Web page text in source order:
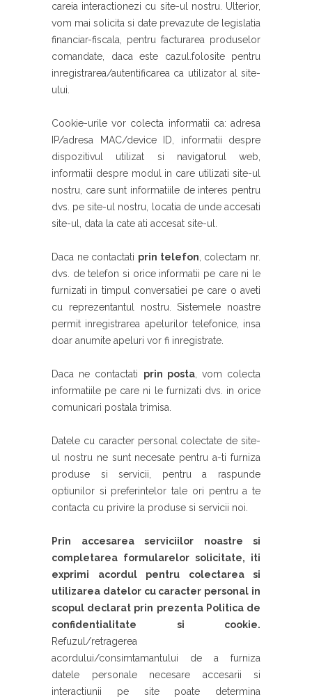
careia interactionezi cu site-ul nostru. Ulterior,
vom mai solicita si date prevazute de legislatia
financiar-fiscala, pentru facturarea produselor
comandate, daca este cazul.folosite pentru
inregistrarea/autentificarea ca utilizator al site-
ului.
Cookie-urile vor colecta informatii ca: adresa
IP/adresa MAC/device ID, informatii despre
dispozitivul utilizat si navigatorul web,
informatii despre modul in care utilizati site-ul
nostru, care sunt informatiile de interes pentru
dvs. pe site-ul nostru, locatia de unde accesati
site-ul, data la cate ati accesat site-ul.
Daca ne contactati prin telefon , colectam nr.
dvs. de telefon si orice informatii pe care ni le
furnizati in timpul conversatiei pe care o aveti
cu reprezentantul nostru. Sistemele noastre
permit inregistrarea apelurilor telefonice, insa
doar anumite apeluri vor fi inregistrate.
Daca ne contactati prin posta, vom colecta
informatiile pe care ni le furnizati dvs. in orice
comunicari postala trimisa.
Datele cu caracter personal colectate de site-
ul nostru ne sunt necesate pentru a-ti furniza
produse si servicii, pentru a raspunde
optiunilor si preferintelor tale ori pentru a te
contacta cu privire la produse si servicii noi.
Prin accesarea serviciilor noastre si
completarea formularelor solicitate, iti
exprimi acordul pentru colectarea si
utilizarea datelor cu caracter personal in
scopul declarat prin prezenta Politica de
confidentialitate si cookie.
Refuzul/retragerea
acordului/consimtamantului de a furniza
datele personale necesare accesarii si
interactiunii pe site poate determina